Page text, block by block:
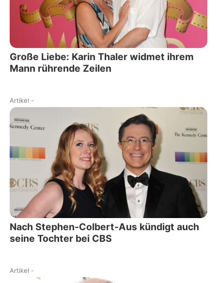
Große Liebe: Karin Thaler widmet ihrem
Mann rührende Zeilen
Artikel -
Nach Stephen-Colbert-Aus kündigt auch
seine Tochter bei CBS
Artikel -